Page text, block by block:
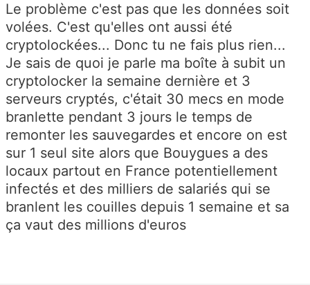
Le problème c'est pas que les données soit
volées. C'est qu'elles ont aussi été
cryptolockées... Donc tu ne fais plus rien...
Je sais de quoi je parle ma boîte à subit un
cryptolocker la semaine dernière et 3
serveurs cryptés, c'était 30 mecs en mode
branlette pendant 3 jours le temps de
remonter les sauvegardes et encore on est
sur 1 seul site alors que Bouygues a des
locaux partout en France potentiellement
infectés et des milliers de salariés qui se
branlent les couilles depuis 1 semaine et sa
ça vaut des millions d'euros